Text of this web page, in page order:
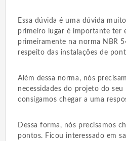
Essa dúvida é uma dúvida
primeiro lugar é importante ter
primeiramente na norma NBR
respeito das instalações de
Além dessa norma, nós
necessidades do projeto do
consigamos chegar a uma
Dessa forma, nós precisamos
pontos. Ficou interessado em